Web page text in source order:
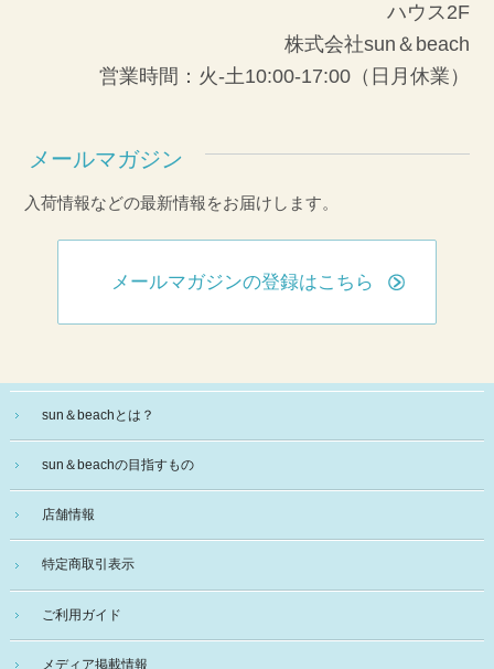
ハウス2F
株式会社sun＆beach
営業時間：火-土10:00-17:00（日月休業）
メールマガジン
入荷情報などの最新情報をお届けします。
メールマガジンの登録はこちら
sun＆beachとは？
sun＆beachの目指すもの
店舗情報
特定商取引表示
ご利用ガイド
メディア掲載情報